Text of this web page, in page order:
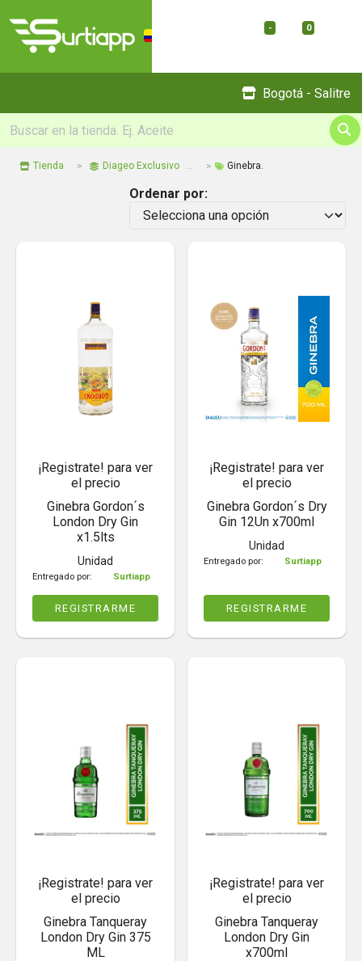
- 0
Bogotá - Salitre
Tienda Diageo Exclusivo Ginebra.
Ordenar por:
¡Registrate! para ver
el precio
Ginebra Gordon´s
London Dry Gin
x1.5lts
Unidad
Entregado por: Surtiapp
REGISTRARME
¡Registrate! para ver
el precio
Ginebra Gordon´s Dry
Gin 12Un x700ml
Unidad
Entregado por: Surtiapp
REGISTRARME
¡Registrate! para ver
el precio
Ginebra Tanqueray
London Dry Gin 375
ML
¡Registrate! para ver
el precio
Ginebra Tanqueray
London Dry Gin
x700ml